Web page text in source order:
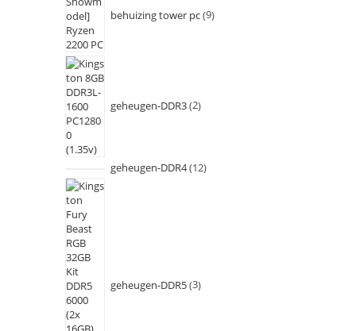
behuizing tower pc 9
geheugen-DDR3 2
geheugen-DDR4 12
geheugen-DDR5 3